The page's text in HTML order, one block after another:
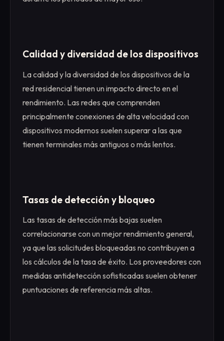
Calidad y diversidad de los dispositivos
La calidad y la diversidad de los dispositivos de la
red residencial tienen un impacto directo en el
rendimiento. Las redes que comprenden
principalmente conexiones de alta velocidad con
dispositivos modernos suelen superar a las que
tienen terminales más antiguos o más lentos.
Tasas de detección y bloqueo
Las tasas de detección más bajas suelen
correlacionarse con un mejor rendimiento general,
ya que las solicitudes bloqueadas no contribuyen a
los cálculos de la tasa de éxito. Los proveedores con
medidas antidetección sofisticadas suelen obtener
puntuaciones de referencia más altas.